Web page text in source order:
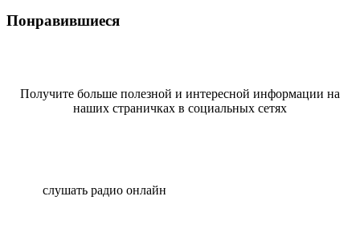
Понравившиеся
Получите больше полезной и интересной информации на
наших страничках в социальных сетях
слушать радио онлайн